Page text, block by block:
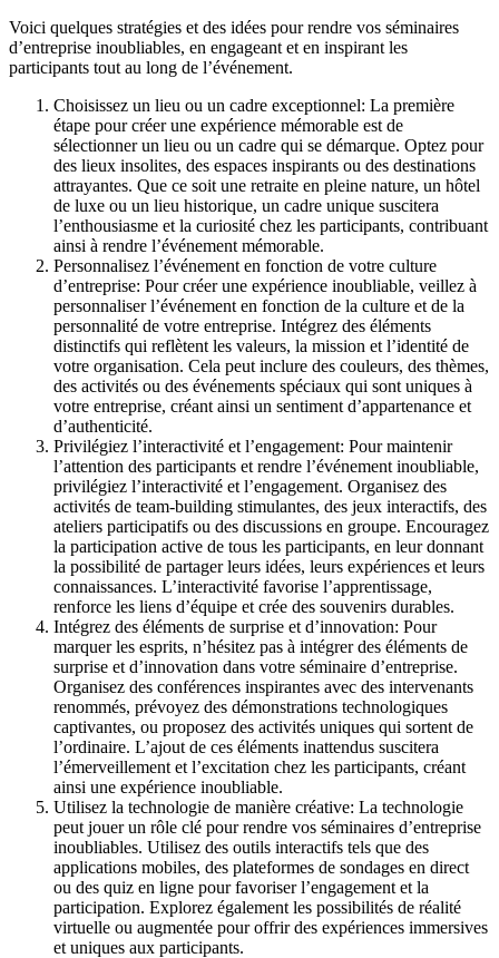
Voici quelques stratégies et des idées pour rendre vos séminaires
d’entreprise inoubliables, en engageant et en inspirant les
participants tout au long de l’événement.
Choisissez un lieu ou un cadre exceptionnel: La première
étape pour créer une expérience mémorable est de
sélectionner un lieu ou un cadre qui se démarque. Optez pour
des lieux insolites, des espaces inspirants ou des destinations
attrayantes. Que ce soit une retraite en pleine nature, un hôtel
de luxe ou un lieu historique, un cadre unique suscitera
l’enthousiasme et la curiosité chez les participants, contribuant
ainsi à rendre l’événement mémorable.
Personnalisez l’événement en fonction de votre culture
d’entreprise: Pour créer une expérience inoubliable, veillez à
personnaliser l’événement en fonction de la culture et de la
personnalité de votre entreprise. Intégrez des éléments
distinctifs qui reflètent les valeurs, la mission et l’identité de
votre organisation. Cela peut inclure des couleurs, des thèmes,
des activités ou des événements spéciaux qui sont uniques à
votre entreprise, créant ainsi un sentiment d’appartenance et
d’authenticité.
Privilégiez l’interactivité et l’engagement: Pour maintenir
l’attention des participants et rendre l’événement inoubliable,
privilégiez l’interactivité et l’engagement. Organisez des
activités de team-building stimulantes, des jeux interactifs, des
ateliers participatifs ou des discussions en groupe. Encouragez
la participation active de tous les participants, en leur donnant
la possibilité de partager leurs idées, leurs expériences et leurs
connaissances. L’interactivité favorise l’apprentissage,
renforce les liens d’équipe et crée des souvenirs durables.
Intégrez des éléments de surprise et d’innovation: Pour
marquer les esprits, n’hésitez pas à intégrer des éléments de
surprise et d’innovation dans votre séminaire d’entreprise.
Organisez des conférences inspirantes avec des intervenants
renommés, prévoyez des démonstrations technologiques
captivantes, ou proposez des activités uniques qui sortent de
l’ordinaire. L’ajout de ces éléments inattendus suscitera
l’émerveillement et l’excitation chez les participants, créant
ainsi une expérience inoubliable.
Utilisez la technologie de manière créative: La technologie
peut jouer un rôle clé pour rendre vos séminaires d’entreprise
inoubliables. Utilisez des outils interactifs tels que des
applications mobiles, des plateformes de sondages en direct
ou des quiz en ligne pour favoriser l’engagement et la
participation. Explorez également les possibilités de réalité
virtuelle ou augmentée pour offrir des expériences immersives
et uniques aux participants.